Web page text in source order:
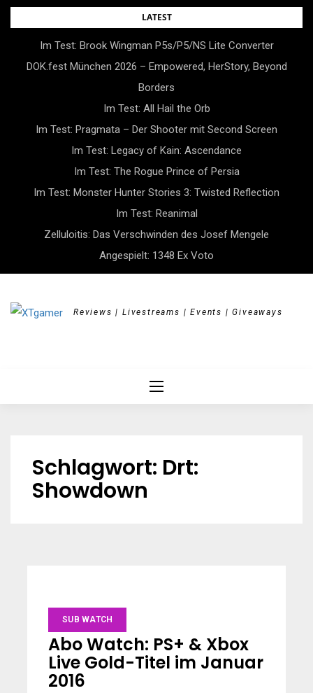
Skip
LATEST
Im Test: Brook Wingman P5s/P5/NS Lite Converter
DOK.fest München 2026 – Empowered, HerStory, Beyond
Borders
Im Test: All Hail the Orb
Im Test: Pragmata – Der Shooter mit Second Screen
Im Test: Legacy of Kain: Ascendance
Im Test: The Rogue Prince of Persia
Im Test: Monster Hunter Stories 3: Twisted Reflection
Im Test: Reanimal
Zelluloitis: Das Verschwinden des Josef Mengele
Angespielt: 1348 Ex Voto
Reviews | Livestreams | Events | Giveaways
Schlagwort: Drt:
Showdown
SUB WATCH
Abo Watch: PS+ & Xbox
Live Gold-Titel im Januar
2016